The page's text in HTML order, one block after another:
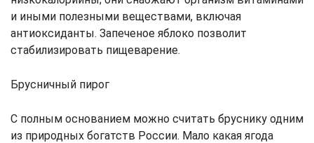
и иными полезными веществами, включая
антиоксиданты. Запеченое яблоко позволит
стабилизировать пищеварение.
Брусничный пирог
С полным основанием можно считать бруснику одним
из природных богатств России. Мало какая ягода